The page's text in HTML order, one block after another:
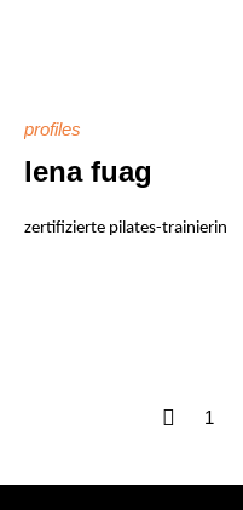
profiles
lena fuag
zertifizierte pilates-trainierin
1